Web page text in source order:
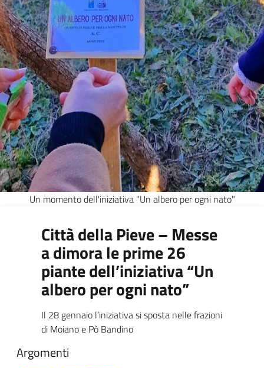
Un momento dell'iniziativa "Un albero per ogni nato"
Città della Pieve – Messe
a dimora le prime 26
piante dell’iniziativa “Un
albero per ogni nato”
Il 28 gennaio l’iniziativa si sposta nelle frazioni
di Moiano e Pò Bandino
Argomenti